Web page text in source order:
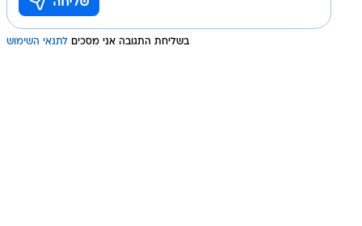
בשליחת התגובה אני מסכים לתנאי השימוש